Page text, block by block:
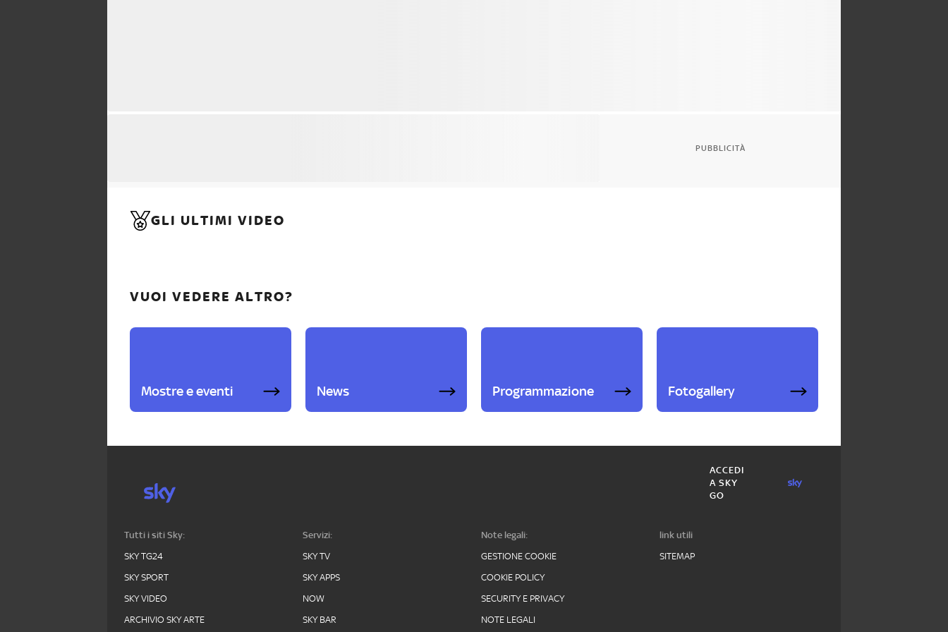
PUBBLICITÀ
GLI ULTIMI VIDEO
VUOI VEDERE ALTRO?
Mostre e eventi News Programmazione Fotogallery
ACCEDI
A SKY
GO
Tutti i siti Sky:
SKY TG24
SKY SPORT
SKY VIDEO
ARCHIVIO SKY ARTE
Servizi:
SKY TV
SKY APPS
NOW
SKY BAR
Note legali:
GESTIONE COOKIE
COOKIE POLICY
SECURITY E PRIVACY
NOTE LEGALI
link utili
SITEMAP